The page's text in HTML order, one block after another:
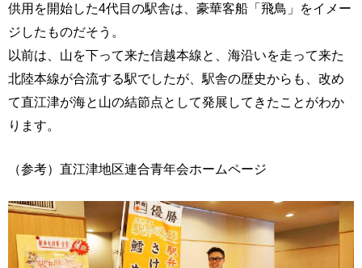
供用を開始した4代目の駅舎は、豪華客船「飛鳥」をイメー
ジしたものだそう。
以前は、山を下って来た信越本線と、海沿いを走って来た
北陸本線が合流する駅でしたが、駅舎の歴史からも、改め
て直江津が海と山の結節点として発展してきたことがわか
ります。
（参考）直江津地区連合青年会ホームページ